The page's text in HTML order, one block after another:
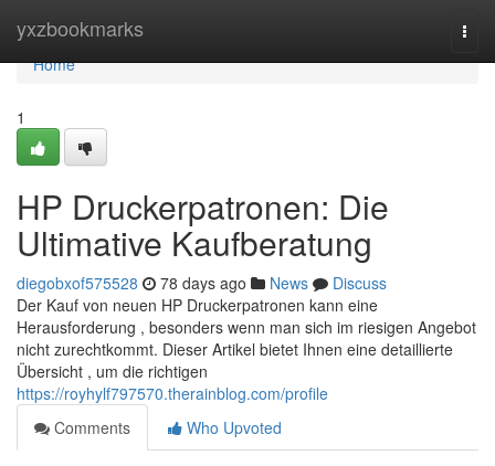
yxzbookmarks
Home
Home
1
HP Druckerpatronen: Die
Ultimative Kaufberatung
diegobxof575528 78 days ago News
Discuss
Der Kauf von neuen HP Druckerpatronen kann eine
Herausforderung , besonders wenn man sich im riesigen Angebot
nicht zurechtkommt. Dieser Artikel bietet Ihnen eine detaillierte
Übersicht , um die richtigen
https://royhylf797570.therainblog.com/profile
Comments
Who Upvoted